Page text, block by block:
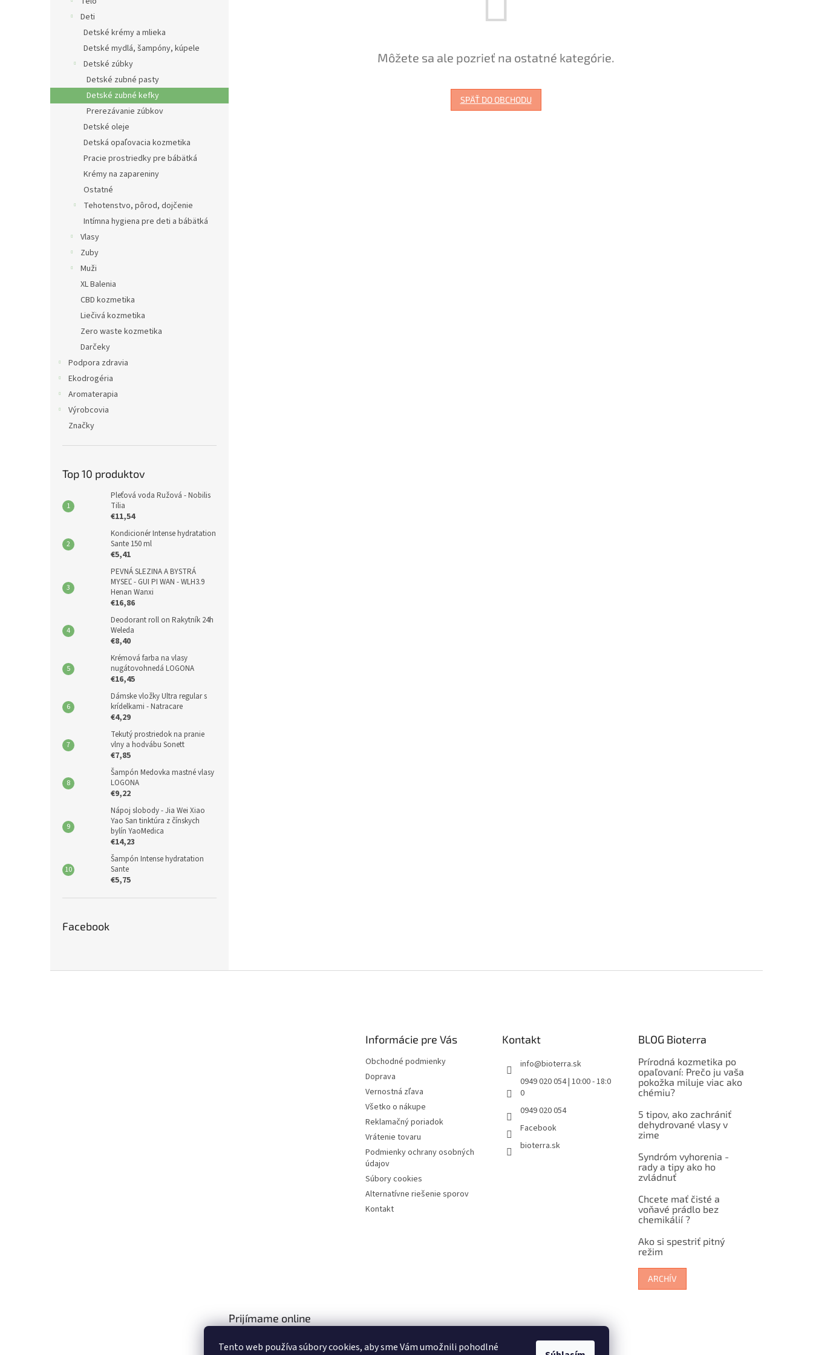
Tento web používa súbory cookies, aby sme Vám umožnili pohodlné
Deti
Detské krémy a mlieka
Detské mydlá, šampóny, kúpele
Detské zúbky
Detské zubné pasty
Detské zubné kefky
Prerezávanie zúbkov
Detské oleje
Detská opaľovacia kozmetika
Pracie prostriedky pre bábätká
Krémy na zapareniny
Ostatné
Tehotenstvo, pôrod, dojčenie
Intímna hygiena pre deti a bábätká
Vlasy
Zuby
Muži
XL Balenia
CBD kozmetika
Liečivá kozmetika
Zero waste kozmetika
Darčeky
Podpora zdravia
Ekodrogéria
Aromaterapia
Výrobcovia
Značky
Top 10 produktov
Pleťová voda Ružová - Nobilis
Tilia
€11,54
Kondicionér Intense hydratation
Sante 150 ml
€5,41
PEVNÁ SLEZINA A BYSTRÁ
MYSEĽ - GUI PI WAN - WLH3.9
Henan Wanxi
€16,86
Deodorant roll on Rakytník 24h
Weleda
€8,40
Krémová farba na vlasy
nugátovohnedá LOGONA
€16,45
Dámske vložky Ultra regular s
krídelkami - Natracare
€4,29
Tekutý prostriedok na pranie
vlny a hodvábu Sonett
€7,85
Šampón Medovka mastné vlasy
LOGONA
€9,22
Nápoj slobody - Jia Wei Xiao
Yao San tinktúra z čínskych
bylín YaoMedica
€14,23
Šampón Intense hydratation
Sante
€5,75
Facebook
Môžete sa ale pozrieť na ostatné kategórie.
SPÄŤ DO OBCHODU
Informácie pre Vás
Obchodné podmienky
Doprava
Vernostná zľava
Všetko o nákupe
Reklamačný poriadok
Vrátenie tovaru
Podmienky ochrany osobných
údajov
Súbory cookies
Alternatívne riešenie sporov
Kontakt
Kontakt
info@bioterra.sk
0949 020 054 | 10:00 - 18:0
0
0949 020 054
Facebook
bioterra.sk
BLOG Bioterra
Prírodná kozmetika po
opaľovaní: Prečo ju vaša
pokožka miluje viac ako
chémiu?
5 tipov, ako zachrániť
dehydrované vlasy v
zime
Syndróm vyhorenia -
rady a tipy ako ho
zvládnuť
Chcete mať čisté a
voňavé prádlo bez
chemikálií ?
Ako si spestriť pitný
režim
ARCHÍV
Prijímame online
platby